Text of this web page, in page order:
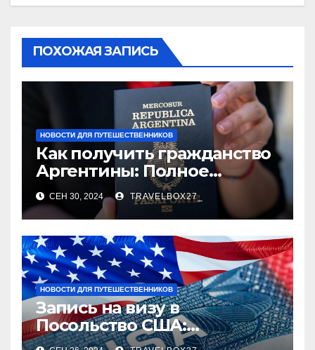
ПОХОЖАЯ ЗАПИСЬ
НОВОСТИ ДЛЯ ПУТЕШЕСТВЕННИКОВ
Как получить гражданство
Аргентины: Полное
руководство
СЕН 30, 2024 TRAVELBOX27_
НОВОСТИ ДЛЯ ПУТЕШЕСТВЕННИКОВ
Запись на визу в
Посольство США:
Пошаговое руководство